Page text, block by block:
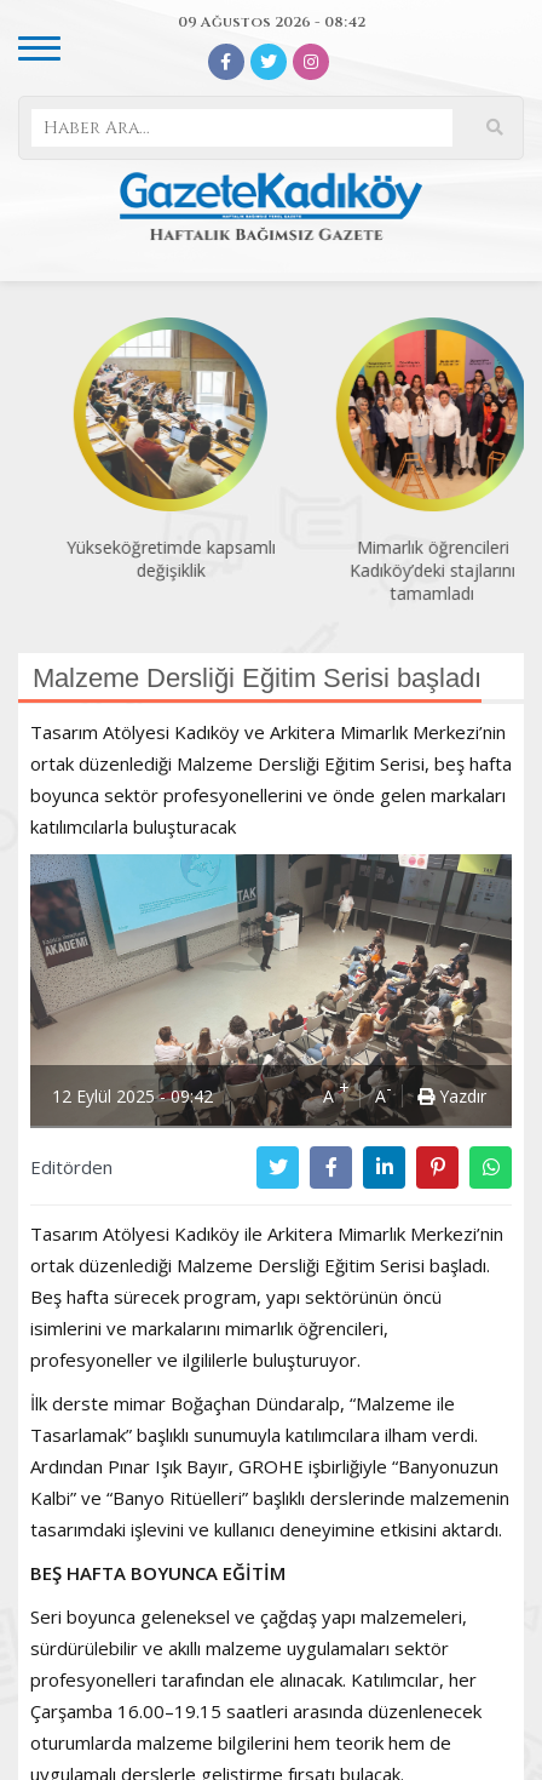
09 Ağustos 2026 - 08:42
Yükseköğretimde kapsamlı
değişiklik
Mimarlık öğrencileri
Kadıköy’deki stajlarını
tamamladı
Malzeme Dersliği Eğitim Serisi başladı
Tasarım Atölyesi Kadıköy ve Arkitera Mimarlık Merkezi’nin
ortak düzenlediği Malzeme Dersliği Eğitim Serisi, beş hafta
boyunca sektör profesyonellerini ve önde gelen markaları
katılımcılarla buluşturacak
12 Eylül 2025 - 09:42 A+ A- Yazdır
Editörden
Tasarım Atölyesi Kadıköy ile Arkitera Mimarlık Merkezi’nin
ortak düzenlediği Malzeme Dersliği Eğitim Serisi başladı.
Beş hafta sürecek program, yapı sektörünün öncü
isimlerini ve markalarını mimarlık öğrencileri,
profesyoneller ve ilgililerle buluşturuyor.
İlk derste mimar Boğaçhan Dündaralp, “Malzeme ile
Tasarlamak” başlıklı sunumuyla katılımcılara ilham verdi.
Ardından Pınar Işık Bayır, GROHE işbirliğiyle “Banyonuzun
Kalbi” ve “Banyo Ritüelleri” başlıklı derslerinde malzemenin
tasarımdaki işlevini ve kullanıcı deneyimine etkisini aktardı.
BEŞ HAFTA BOYUNCA EĞİTİM
Seri boyunca geleneksel ve çağdaş yapı malzemeleri,
sürdürülebilir ve akıllı malzeme uygulamaları sektör
profesyonelleri tarafından ele alınacak. Katılımcılar, her
Çarşamba 16.00–19.15 saatleri arasında düzenlenecek
oturumlarda malzeme bilgilerini hem teorik hem de
uygulamalı derslerle geliştirme fırsatı bulacak.